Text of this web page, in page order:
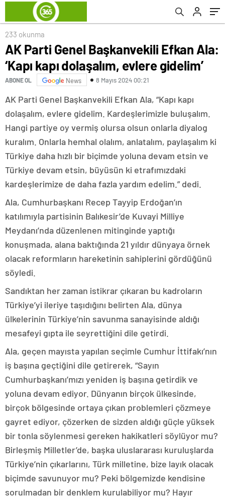
233 okunma
AK Parti Genel Başkanvekili Efkan Ala:
‘Kapı kapı dolaşalım, evlere gidelim’
ABONE OL News 8 Mayıs 2024 00:21
AK Parti Genel Başkanvekili Efkan Ala, “Kapı kapı
dolaşalım, evlere gidelim. Kardeşlerimizle buluşalım.
Hangi partiye oy vermiş olursa olsun onlarla diyalog
kuralım. Onlarla hemhal olalım, anlatalım, paylaşalım ki
Türkiye daha hızlı bir biçimde yoluna devam etsin ve
Türkiye devam etsin, büyüsün ki etrafımızdaki
kardeşlerimize de daha fazla yardım edelim.” dedi.
Ala, Cumhurbaşkanı Recep Tayyip Erdoğan’ın
katılımıyla partisinin Balıkesir’de Kuvayi Milliye
Meydanı’nda düzenlenen mitinginde yaptığı
konuşmada, alana baktığında 21 yıldır dünyaya örnek
olacak reformların hareketinin sahiplerini gördüğünü
söyledi.
Sandıktan her zaman istikrar çıkaran bu kadroların
Türkiye’yi ileriye taşıdığını belirten Ala, dünya
ülkelerinin Türkiye’nin savunma sanayisinde aldığı
mesafeyi gıpta ile seyrettiğini dile getirdi.
Ala, geçen mayısta yapılan seçimle Cumhur İttifakı’nın
iş başına geçtiğini dile getirerek, “Sayın
Cumhurbaşkanı’mızı yeniden iş başına getirdik ve
yoluna devam ediyor. Dünyanın birçok ülkesinde,
birçok bölgesinde ortaya çıkan problemleri çözmeye
gayret ediyor, çözerken de sizden aldığı güçle yüksek
bir tonla söylenmesi gereken hakikatleri söylüyor mu?
Birleşmiş Milletler’de, başka uluslararası kuruluşlarda
Türkiye’nin çıkarlarını, Türk milletine, bize layık olacak
biçimde savunuyor mu? Peki bölgemizde kendisine
sorulmadan bir denklem kurulabiliyor mu? Hayır